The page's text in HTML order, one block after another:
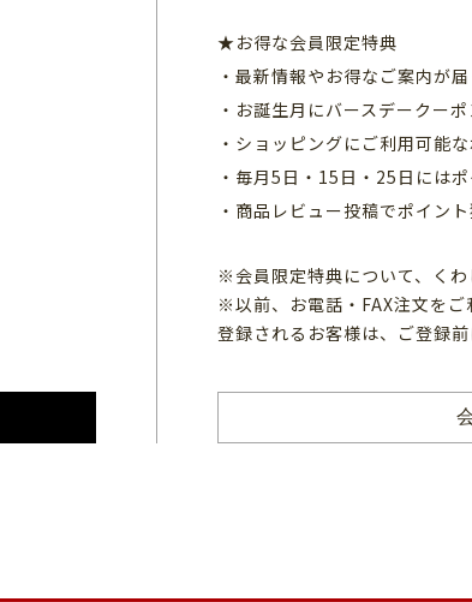
★お得な会員限定特典
・最新情報やお得なご案内が
・お誕生月にバースデークー
・ショッピングにご利用可能
・毎月5日・15日・25日には
・商品レビュー投稿でポイン
※会員限定特典について、くわ
※以前、お電話・FAX注文をご
登録されるお客様は、ご登録前